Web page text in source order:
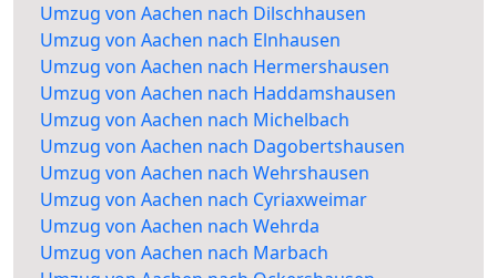
Umzug von Aachen nach Dilschhausen
Umzug von Aachen nach Elnhausen
Umzug von Aachen nach Hermershausen
Umzug von Aachen nach Haddamshausen
Umzug von Aachen nach Michelbach
Umzug von Aachen nach Dagobertshausen
Umzug von Aachen nach Wehrshausen
Umzug von Aachen nach Cyriaxweimar
Umzug von Aachen nach Wehrda
Umzug von Aachen nach Marbach